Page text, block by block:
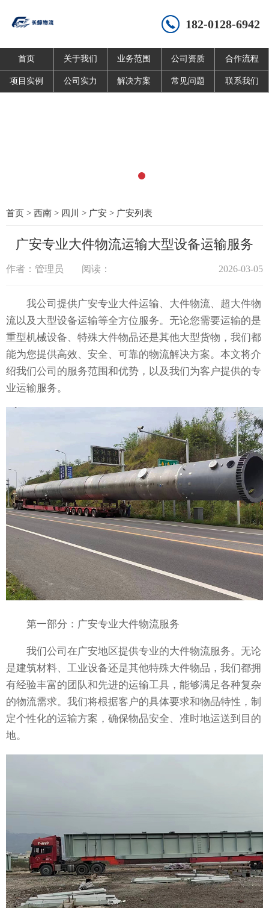
182-0128-6942
首页 关于我们 业务范围 公司资质 合作流程
项目实例 公司实力 解决方案 常见问题 联系我们
首页 > 西南 > 四川 > 广安 > 广安列表
广安专业大件物流运输大型设备运输服务
作者：管理员 阅读： 2026-03-05
我公司提供广安专业大件运输、大件物流、超大件物
流以及大型设备运输等全方位服务。无论您需要运输的是
重型机械设备、特殊大件物品还是其他大型货物，我们都
能为您提供高效、安全、可靠的物流解决方案。本文将介
绍我们公司的服务范围和优势，以及我们为客户提供的专
业运输服务。
第一部分：广安专业大件物流服务
我们公司在广安地区提供专业的大件物流服务。无论
是建筑材料、工业设备还是其他特殊大件物品，我们都拥
有经验丰富的团队和先进的运输工具，能够满足各种复杂
的物流需求。我们将根据客户的具体要求和物品特性，制
定个性化的运输方案，确保物品安全、准时地运送到目的
地。